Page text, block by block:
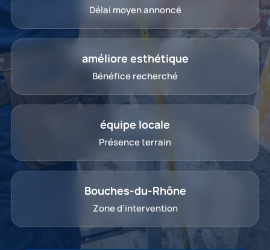
Délai moyen annoncé
améliore esthétique
Bénéfice recherché
équipe locale
Présence terrain
Bouches-du-Rhône
Zone d’intervention